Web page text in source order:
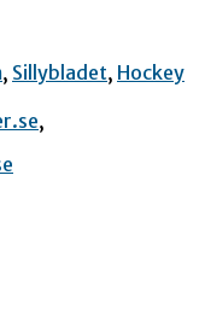
, Sillybladet, Hockey
,